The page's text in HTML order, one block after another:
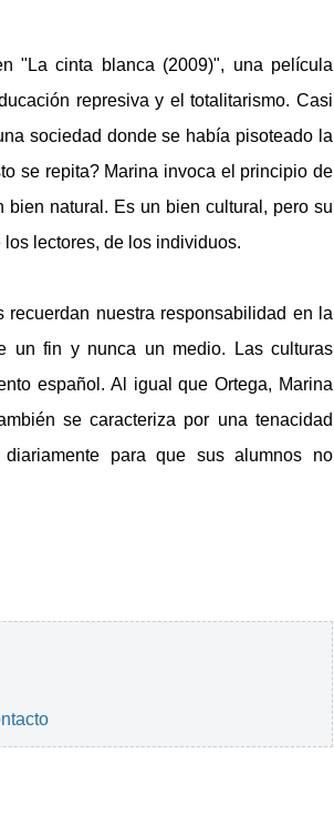
"La cinta blanca (2009)", una película
represiva y el totalitarismo. Casi
sociedad donde se había pisoteado la
se repita? Marina invoca el principio de
natural. Es un bien cultural, pero su
lectores, de los individuos.
nuestra responsabilidad en la
un fin y nunca un medio. Las culturas
español. Al igual que Ortega, Marina
se caracteriza por una tenacidad
para que sus alumnos no